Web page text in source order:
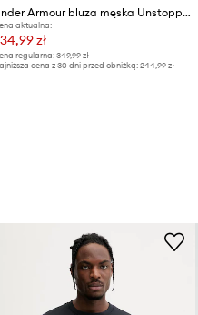
Under Armour bluza męska Unstoppable Flc
aktualna:
zł
regularna: 349,99 zł
cena z 30 dni przed obniżką: 244,99 zł